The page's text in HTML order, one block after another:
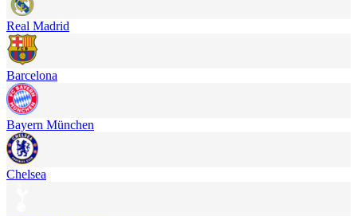
Real Madrid
Barcelona
Bayern München
Chelsea